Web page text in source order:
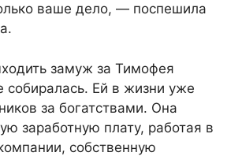
ваше дело, — поспешила
замуж за Тимофея
собиралась. Ей в жизни уже
за богатствами. Она
заработную плату, работая в
собственную